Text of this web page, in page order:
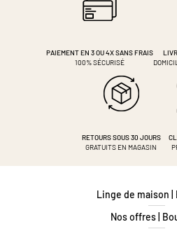
PAIEMENT EN 3 OU 4XSANS FRAIS
100% SÉCURISÉ
RETOURS SOUS 30 JOURS
GRATUITS EN MAGASIN
Linge de maison |
Nos offres |